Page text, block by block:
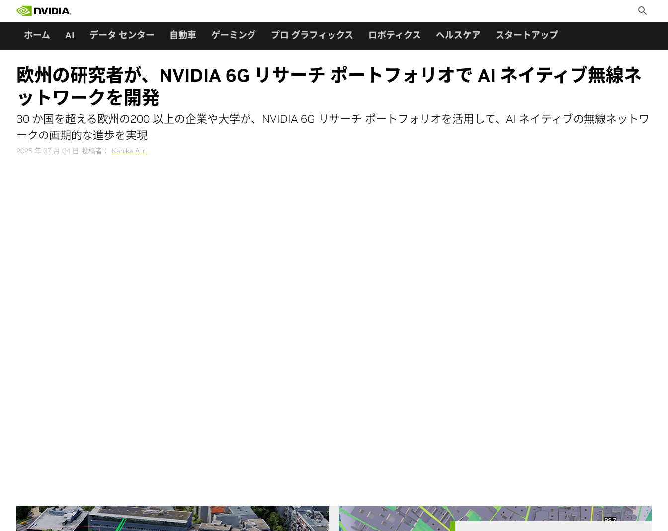
Toggle
Search
ホーム AI データ センター 自動車 ゲーミング プロ グラフィックス ロボティクス ヘルスケア スタートアップ
欧州の研究者が、NVIDIA 6G リサーチ ポートフォリオで AI ネイティブ無線ネ
ットワークを開発
30 か国を超える欧州の200 以上の企業や大学が、NVIDIA 6G リサーチ ポートフォリオを活用して、AI ネイティブの無線ネットワ
ークの画期的な進歩を実現
2025 年 07 月 04 日 投稿者： Kanika Atri
Share